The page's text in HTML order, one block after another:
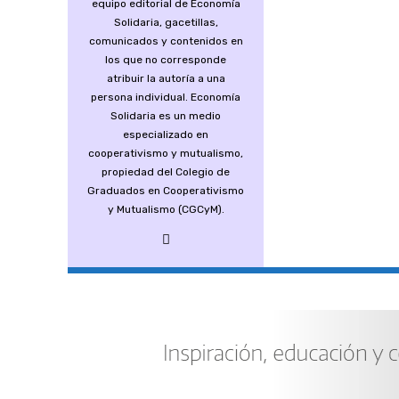
equipo editorial de Economía
Solidaria, gacetillas,
comunicados y contenidos en
los que no corresponde
atribuir la autoría a una
persona individual. Economía
Solidaria es un medio
especializado en
cooperativismo y mutualismo,
propiedad del Colegio de
Graduados en Cooperativismo
y Mutualismo (CGCyM).